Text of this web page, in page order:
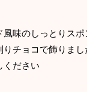
のしっとりスポ
削りチョコで飾
試しください